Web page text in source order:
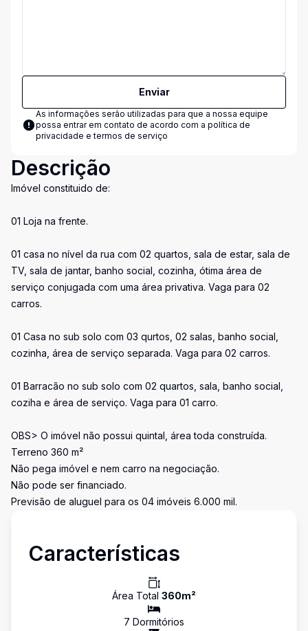
Enviar
As informações serão utilizadas para que a nossa equipe
possa entrar em contato de acordo com a política de
privacidade e termos de serviço
Descrição
Imóvel constituido de:
01 Loja na frente.
01 casa no nível da rua com 02 quartos, sala de estar, sala de
TV, sala de jantar, banho social, cozinha, ótima área de
serviço conjugada com uma área privativa. Vaga para 02
carros.
01 Casa no sub solo com 03 qurtos, 02 salas, banho social,
cozinha, área de serviço separada. Vaga para 02 carros.
01 Barracão no sub solo com 02 quartos, sala, banho social,
coziha e área de serviço. Vaga para 01 carro.
OBS> O imóvel não possui quintal, área toda construída.
Terreno 360 m²
Não pega imóvel e nem carro na negociação.
Não pode ser financiado.
Previsão de aluguel para os 04 imóveis 6.000 mil.
Características
Área Total 360m²
7 Dormitórios